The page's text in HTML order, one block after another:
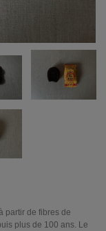
partir de fibres de
plus de 100 ans. Le